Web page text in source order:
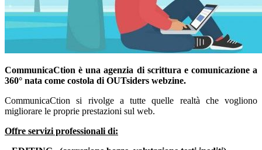
CommunicaCtion è una agenzia di scrittura e comunicazione a
360° nata come costola di OUTsiders webzine.
CommunicaCtion si rivolge a tutte quelle realtà che vogliono
migliorare le proprie prestazioni sul web.
Offre servizi professionali di: